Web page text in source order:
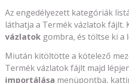
Az engedélyezett kategóriák
láthatja a Termék vázlatok fájlt.
vázlatok gombra, és töltse ki a
Miután kitöltötte a kötelező
Termék vázlatok fájlt majd
importálása menüpontba,